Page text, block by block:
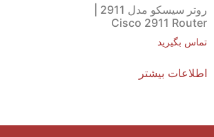
Cisco 2911 Router
تماس بگیرید
اطلاعات بیشتر